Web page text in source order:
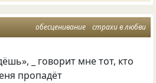
обесценивание страхи в любви
_ говорит мне тот, кто
пропадёт